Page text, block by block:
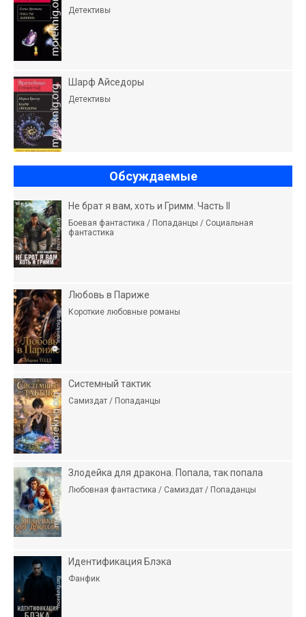
Детективы
Шарф Айседоры
Детективы
Обсуждаемые
Не брат я вам, хоть и Гримм. Часть II
Боевая фантастика / Попаданцы / Социальная
фантастика
Любовь в Париже
Короткие любовные романы
Системный тактик
Самиздат / Попаданцы
Злодейка для дракона. Попала, так попала
Любовная фантастика / Самиздат / Попаданцы
Идентификация Блэка
Фанфик